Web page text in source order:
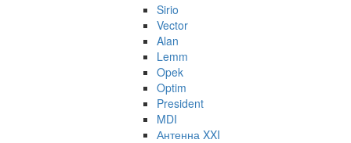
Sirio
Vector
Alan
Lemm
Opek
Optim
President
MDI
Антенна XXI